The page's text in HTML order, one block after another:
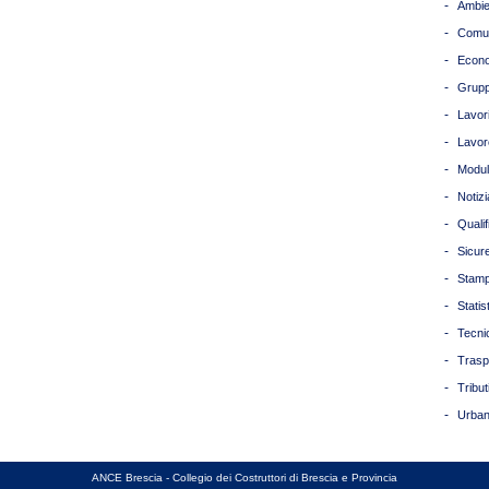
-
-
-
-
-
-
-
-
-
-
-
-
-
-
-
-
ANCE Brescia - Collegio dei Costruttori di Brescia e Provincia